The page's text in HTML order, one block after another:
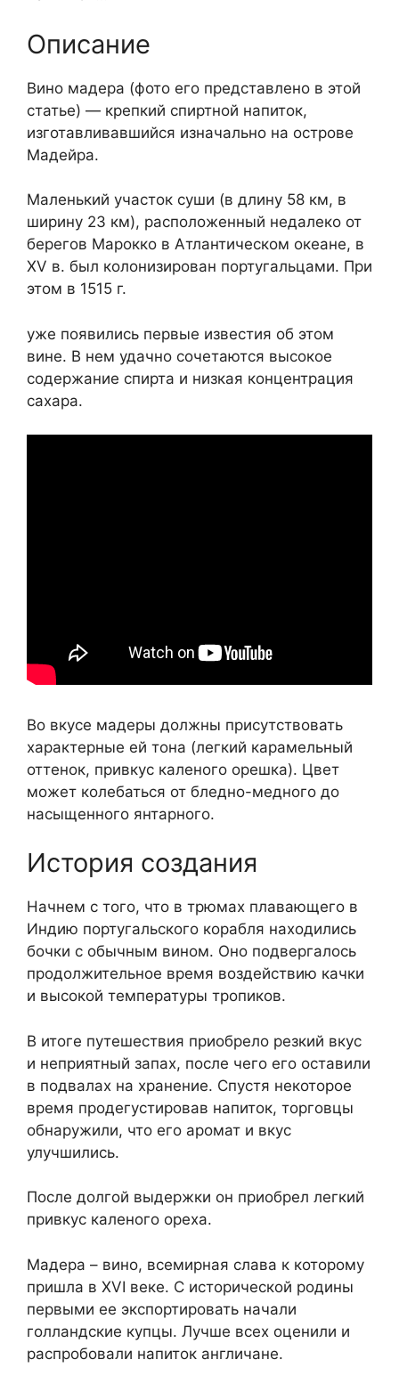
Описание
Вино мадера (фото его представлено в этой
статье) — крепкий спиртной напиток,
изготавливавшийся изначально на острове
Мадейра.
Маленький участок суши (в длину 58 км, в
ширину 23 км), расположенный недалеко от
берегов Марокко в Атлантическом океане, в
XV в. был колонизирован португальцами. При
этом в 1515 г.
уже появились первые известия об этом
вине. В нем удачно сочетаются высокое
содержание спирта и низкая концентрация
сахара.
Во вкусе мадеры должны присутствовать
характерные ей тона (легкий карамельный
оттенок, привкус каленого орешка). Цвет
может колебаться от бледно-медного до
насыщенного янтарного.
История создания
Начнем с того, что в трюмах плавающего в
Индию португальского корабля находились
бочки с обычным вином. Оно подвергалось
продолжительное время воздействию качки
и высокой температуры тропиков.
В итоге путешествия приобрело резкий вкус
и неприятный запах, после чего его оставили
в подвалах на хранение. Спустя некоторое
время продегустировав напиток, торговцы
обнаружили, что его аромат и вкус
улучшились.
После долгой выдержки он приобрел легкий
привкус каленого ореха.
Мадера – вино, всемирная слава к которому
пришла в XVI веке. С исторической родины
первыми ее экспортировать начали
голландские купцы. Лучше всех оценили и
распробовали напиток англичане.